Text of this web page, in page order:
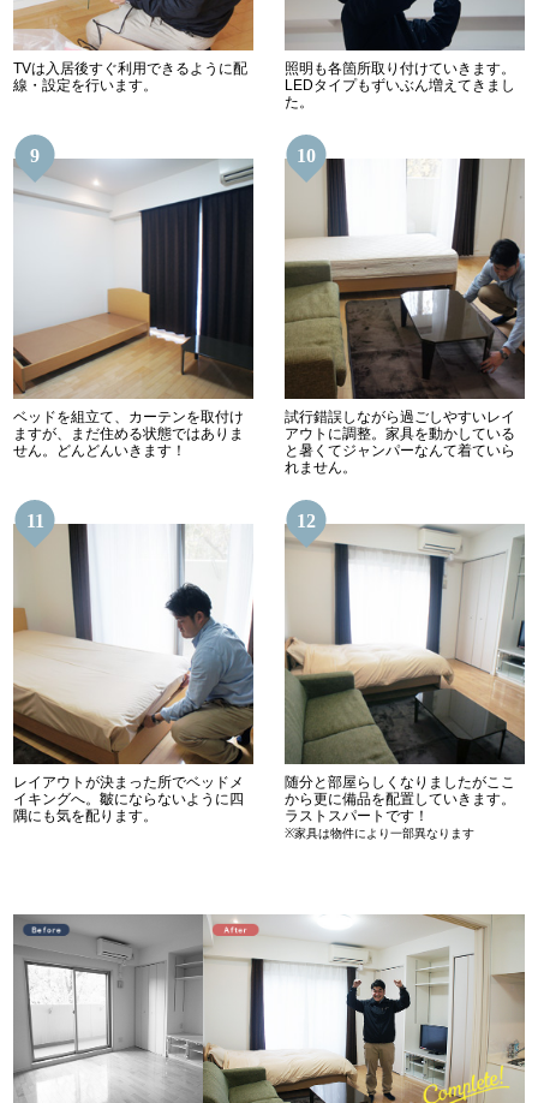
TVは入居後すぐ利用できるように配
線・設定を行います。
照明も各箇所取り付けていきます。
LEDタイプもずいぶん増えてきまし
た。
9
ベッドを組立て、カーテンを取付け
ますが、まだ住める状態ではありま
せん。どんどんいきます！
10
試行錯誤しながら過ごしやすいレイ
アウトに調整。家具を動かしている
と暑くてジャンパーなんて着ていら
れません。
11
レイアウトが決まった所でベッドメ
イキングへ。皺にならないように四
隅にも気を配ります。
12
随分と部屋らしくなりましたがここ
から更に備品を配置していきます。
ラストスパートです！
※家具は物件により一部異なります